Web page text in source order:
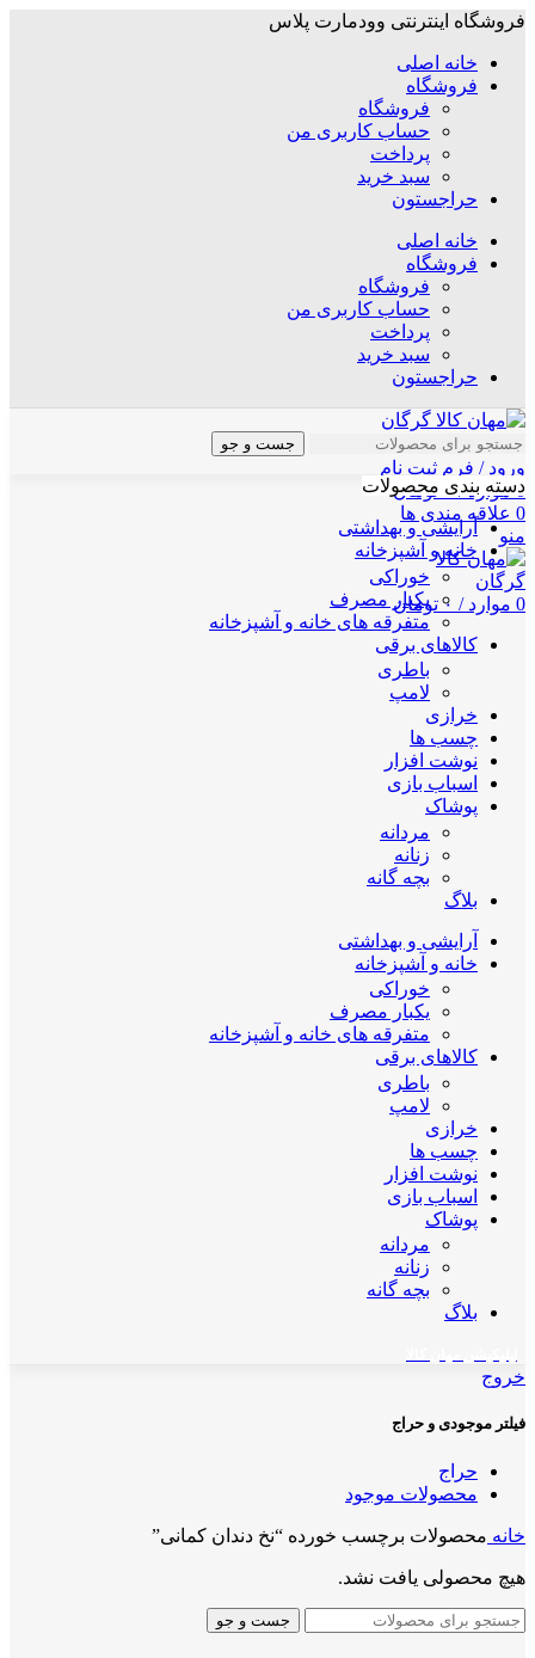
فروشگاه اینترنتی وودمارت پلاس
خانه اصلی
فروشگاه
فروشگاه
حساب کاربری من
پرداخت
سبد خرید
حراجستون
خانه اصلی
فروشگاه
فروشگاه
حساب کاربری من
پرداخت
سبد خرید
حراجستون
جست و جو
ورود / فرم ثبت نام
0 موارد / ۰ تومان
0 علاقه مندی ها
منو
0 موارد / ۰ تومان
دسته بندی محصولات
آرایشی و بهداشتی
خانه و آشپزخانه
خوراکی
یکبار مصرف
متفرقه های خانه و آشپزخانه
کالاهای برقی
باطری
لامپ
خرازی
چسب ها
نوشت افزار
اسباب بازی
پوشاک
مردانه
زنانه
بچه گانه
بلاگ
آرایشی و بهداشتی
خانه و آشپزخانه
خوراکی
یکبار مصرف
متفرقه های خانه و آشپزخانه
کالاهای برقی
باطری
لامپ
خرازی
چسب ها
نوشت افزار
اسباب بازی
پوشاک
مردانه
زنانه
بچه گانه
بلاگ
خروج
فیلتر موجودی و حراج
حراج
محصولات موجود
خانه محصولات برچسب خورده “نخ دندان کمانی”
هیچ محصولی یافت نشد.
جست و جو